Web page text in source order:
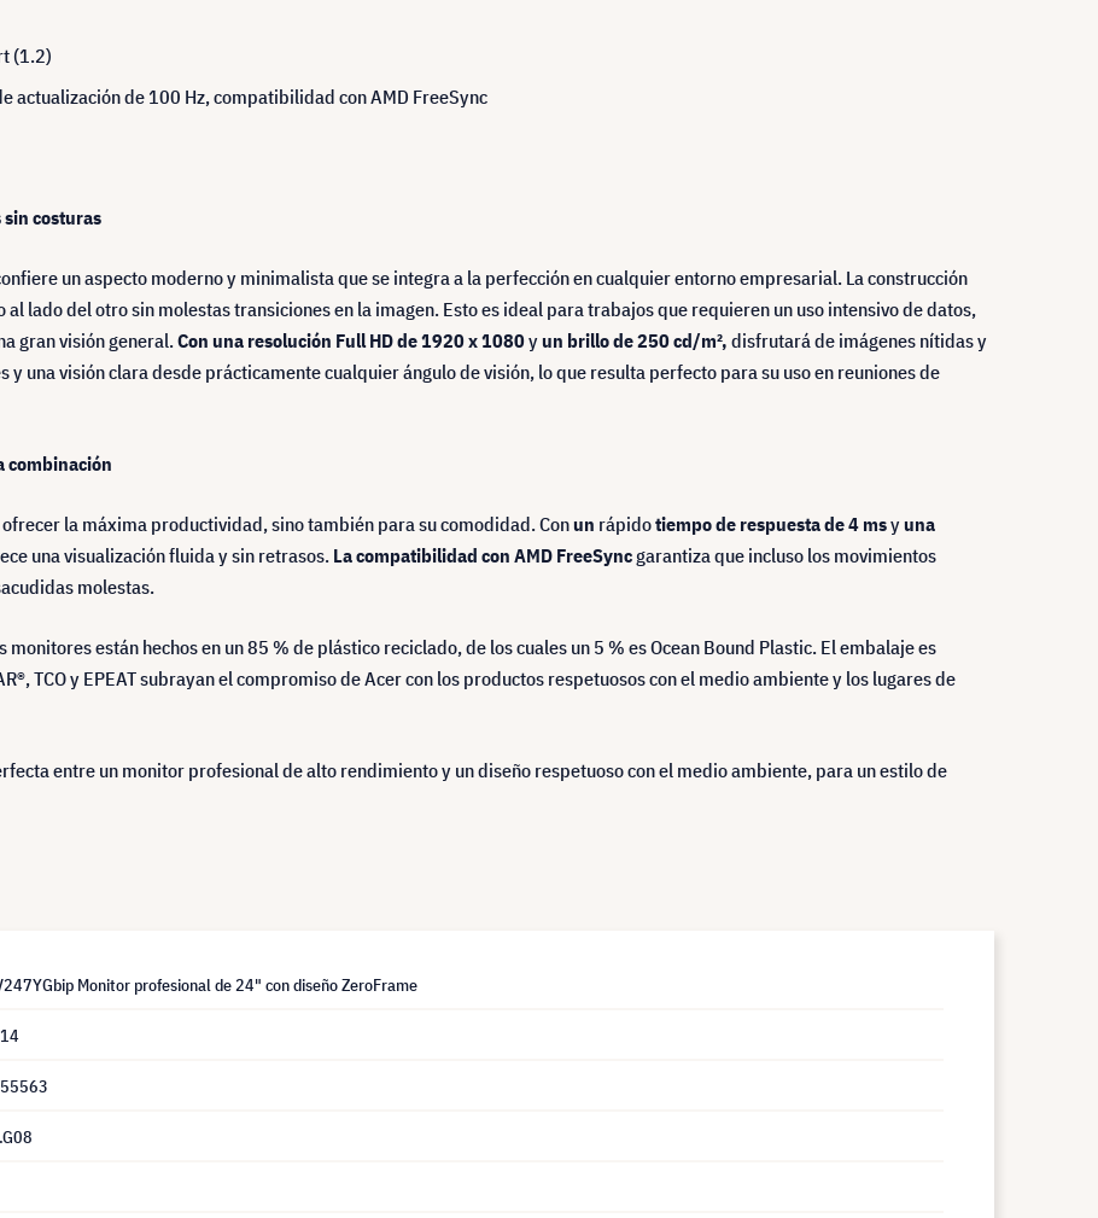
(1.2)
actualización de 100 Hz, compatibilidad con AMD FreeSync
costuras
un aspecto moderno y minimalista que se integra a la perfección en cualquier entorno empresarial. La construcción
lado del otro sin molestas transiciones en la imagen. Esto es ideal para trabajos que requieren un uso intensivo de datos,
gran visión general.Con una resolución Full HD de 1920 x 1080yun brillo de 250 cd/m², disfrutará de imágenes nítidas y
y una visión clara desde prácticamente cualquier ángulo de visión, lo que resulta perfecto para su uso en reuniones de
combinación
la máxima productividad, sino también para su comodidad. Conun rápidotiempo de respuesta de 4 msyuna
una visualización fluida y sin retrasos. La compatibilidad con AMD FreeSyncgarantiza que incluso los movimientos
molestas.
están hechos en un 85 % de plástico reciclado, de los cuales un 5 % es Ocean Bound Plastic. El embalaje es
TCO y EPEAT subrayan el compromiso de Acer con los productos respetuosos con el medio ambiente y los lugares de
entre un monitor profesional de alto rendimiento y un diseño respetuoso con el medio ambiente, para un estilo de
Monitor profesional de 24" con diseño ZeroFrame